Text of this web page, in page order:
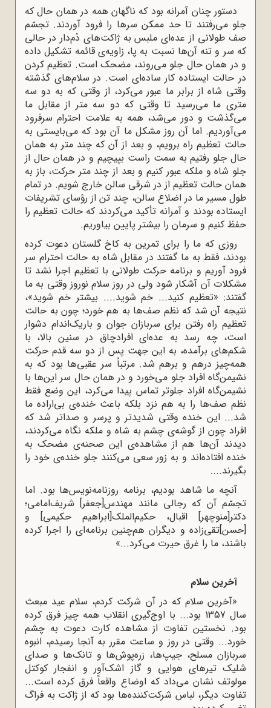
دستور چنان آمرانه بود که ناگهان همه در همان حال که
جلو می‌رفتند تا حد ممکن سرها را فرود آوردند. تجسّم
صف طولانی از عده‌ای ملبس به ژاکت‌های دُم‌دار در حالی
که سر و تنه آن‌ها نسبت به پا، زاویه‌ی قائمه تشکیل داده
و در همان حال جلو می‌روند، مضحک است. تعظیم کردن
در حالت ایستاده کار ساده‌ای است. در سلام‌های گذشته
وقتی شاه از برابر ما عبور می‌کرد، از وقتی که به دو سه
متری ما می‌رسید تا وقتی که دو سه متر از مقابل ما
می‌گذشت و دور می‌شد، همه به علامت احترام سرفرود
می‌آوردیم. اما آن روز مشکل ما آن بود که می‌بایستی به
حالت تعظیم راه برویم، و بعد از آن که چند متر به همان
حال جلو رفتیم به سمت راست بپیچیم و در همان حال از
جلو شاه و ملکه عبور کنیم و بعد از چند متر حرکت، باز به
همان حالت تعظیم از در شرقی سالن خارج شویم. در تمام
طول مسیر ما در اضلاع سالن، چند تن از رؤسای تشریفات
ایستاده بودند و آمرانه تأکید می‌کردند که حالت تعظیم را
حفظ کنیم و سرمان را بیشتر پایین بیاوریم.
روزی که ما را برای تمرین به کاخ گلستان دعوت کرده
بودند، فقط به ما گفتند در مقابل شاه به حالت احترام سر
فرود آوریم و برنامه حرکت طولانی با تعظیم اجرا نشد تا
مشکلات آن آشکار شود ولی در روز سلام نوروز وقتی به ما
گفتند: «تعظیم کنید... خم شوید.... بیشتر خم شوید»،
نتیجه آن شد که نظم صف‌ها به هم خورد؛ چون به حالت
تعظیم راه رفتن برای سربازان جوان و باریک‌اندام دشوار
است، چه رسد به عده‌ای افرادچاق در سنین بالا، با
شکم‌های برآمده، به این جهت پس از دو سه قدم حرکت
همه‌چیز درهم و برهم شد. مرتباً سر عقبی‌ها بود که به
نشیمن‌گاه افراد جلو می‌خورد و در همان حال سر این‌ها با
نشیمن‌گاه افراد جلوتر تماس پیدا می‌کرد، این وضع فقط
نظم صف‌ها را به هم نزد بلکه باعث خنده‌ی بی‌اراده ما
شد... این خنده وقتی شدیدتر و پرسر و صداتر شد که
افراد چون از گوشه‌ی چشم به شاه و ملکه نگاه می‌کردند،
دیدند آن‌ها هم از مشاهده‌ی این صحنه‌ی مضحک به
خنده افتاده‌اند و به زور سعی می‌کنند جلو خنده‌ی خود را
بگیرند....
آنچه ما شاهد بودیم، برنامه روزنامه‌نویس‌ها بود. اما
تجسّم آن که رجالی مانند مهندس[جعفر] شریف‌امامی؛
دکتر[منوچهر] اقبال، حکیم‌الملک[ابراهیم حکیمی] و
[حسن]تقی‌زاده و دیگران هم‌چنین برنامه‌ای را اجرا کرده
باشند، ما را غرق حیرت می‌کرد...»
آخرین سلام
«آخرین سلام که در آن شرکت کردم، سلام عید مبعث
سال 1357 بود... با اوج‌گیری انقلاب همه چیز فرق کرده
بود. نخستین تفاوت از مشاهده کارت دعوت به چشم
خورد... وقتی در روز و ساعت مقرر به آنجا رسیدم، انبوه
سربازان مسلح، جیپ‌ها، زره‌پوش‌ها و تانک‌ها و صدای
شلیک تیرهای هوایی و گاز اشک‌آور و انفجار کوکتل
مولوتف نشان می‌داد که اوضاع واقعاً فرق کرده است...
تفاوت دیگر، لباس شرکت‌کننده‌ها بود که از ژاکت به فراگ